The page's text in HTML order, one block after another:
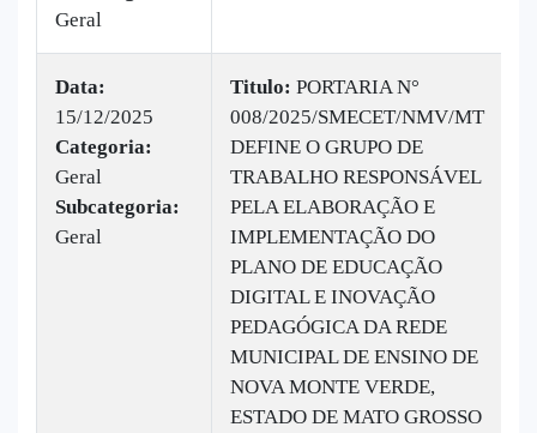
Geral
Data:
15/12/2025
Categoria:
Geral
Subcategoria:
Geral
Titulo: PORTARIA N°
008/2025/SMECET/NMV/MT
DEFINE O GRUPO DE
TRABALHO RESPONSÁVEL
PELA ELABORAÇÃO E
IMPLEMENTAÇÃO DO
PLANO DE EDUCAÇÃO
DIGITAL E INOVAÇÃO
PEDAGÓGICA DA REDE
MUNICIPAL DE ENSINO DE
NOVA MONTE VERDE,
ESTADO DE MATO GROSSO